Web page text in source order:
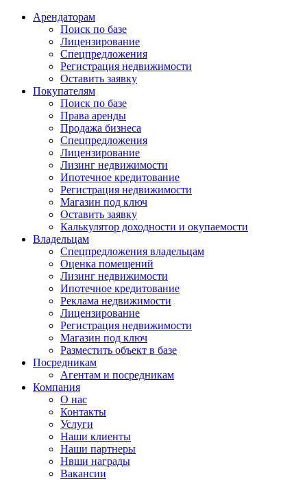
Арендаторам
Поиск по базе
Лицензирование
Спецпредложения
Регистрация недвижимости
Оставить заявку
Покупателям
Поиск по базе
Права аренды
Продажа бизнеса
Спецпредложения
Лицензирование
Лизинг недвижимости
Ипотечное кредитование
Регистрация недвижимости
Магазин под ключ
Оставить заявку
Калькулятор доходности и окупаемости
Владельцам
Спецпредложения владельцам
Оценка помещений
Лизинг недвижимости
Ипотечное кредитование
Реклама недвижимости
Лицензирование
Регистрация недвижимости
Магазин под ключ
Разместить объект в базе
Посредникам
Агентам и посредникам
Компания
О нас
Контакты
Услуги
Наши клиенты
Наши партнеры
Нвши награды
Вакансии